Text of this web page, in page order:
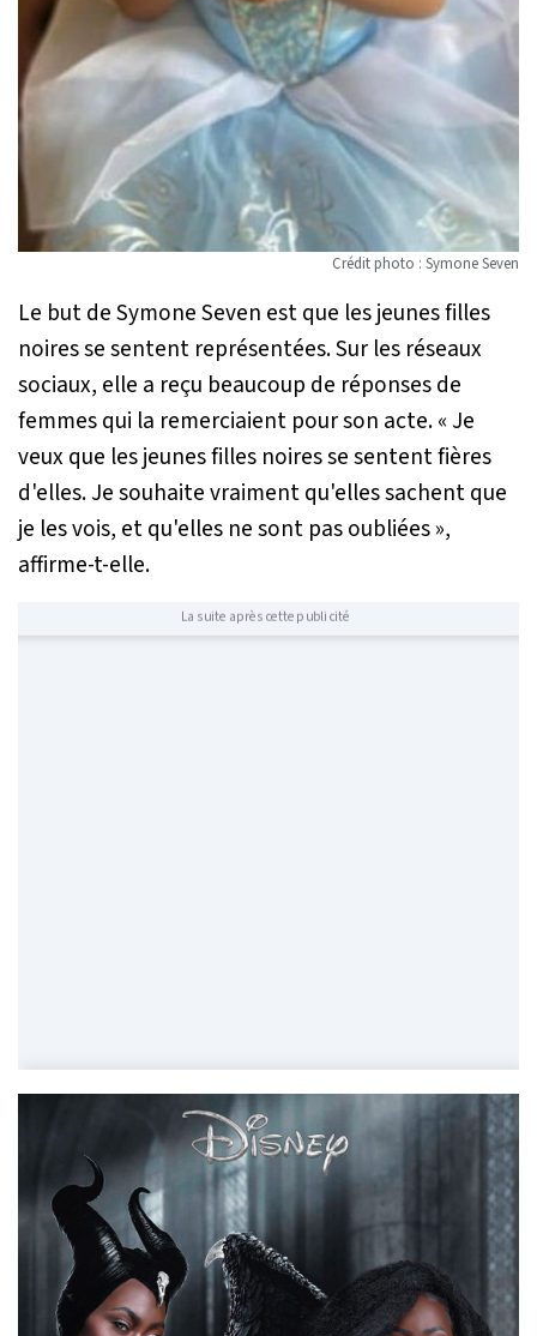
Crédit photo : Symone Seven
Le but de Symone Seven est que les jeunes filles
noires se sentent représentées. Sur les réseaux
sociaux, elle a reçu beaucoup de réponses de
femmes qui la remerciaient pour son acte.« Je
veux que les jeunes filles noires se sentent fières
d'elles. Je souhaite vraiment qu'elles sachent que
je les vois, et qu'elles ne sont pas oubliées »,
affirme-t-elle.
La suite après cette publicité